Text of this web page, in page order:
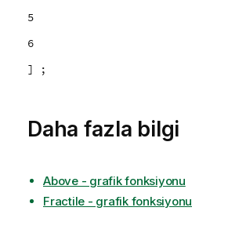
5
6
] ;
Daha fazla bilgi
Above - grafik fonksiyonu
Fractile - grafik fonksiyonu